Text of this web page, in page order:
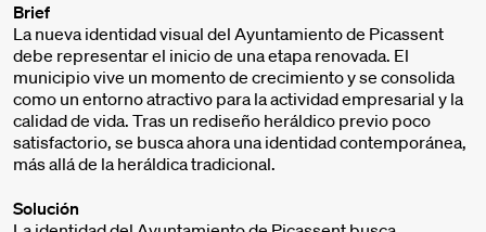
Brief
La nueva identidad visual del Ayuntamiento de Picassent
debe representar el inicio de una etapa renovada. El
municipio vive un momento de crecimiento y se consolida
como un entorno atractivo para la actividad empresarial y la
calidad de vida. Tras un rediseño heráldico previo poco
satisfactorio, se busca ahora una identidad contemporánea,
más allá de la heráldica tradicional.
Solución